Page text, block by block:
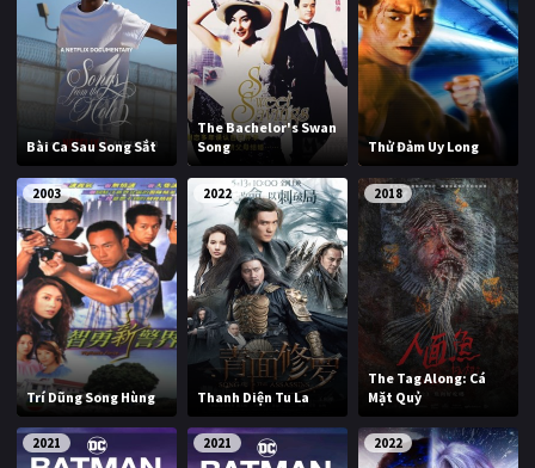
Bài Ca Sau Song Sắt
The Bachelor's Swan
Song
Thử Đảm Uy Long
2003
Trí Dũng Song Hùng
2022
Thanh Diện Tu La
2018
The Tag Along: Cá
Mặt Quỷ
2021 2021 2022